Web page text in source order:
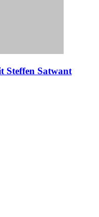
Steffen Satwant